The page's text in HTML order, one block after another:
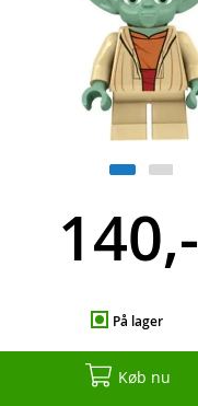
140,-
På lager
Køb nu